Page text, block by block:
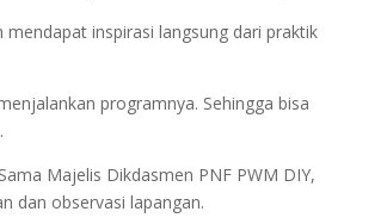
inspirasi langsung dari praktik
programnya. Sehingga bisa
Majelis Dikdasmen PNF PWM DIY,
dan observasi lapangan.